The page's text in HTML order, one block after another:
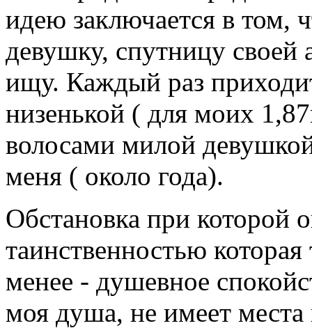
идею заключается в том,
девушку, спутницу
ищу. Каждый раз
низенькой ( для моих
волосами милой
меня ( около года).
Обстановка при которой
таинственностью
менее - душевное
моя душа, не имеет